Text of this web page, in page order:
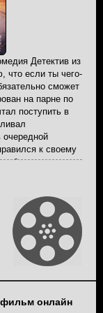
Теперь
трагедии.
врага,
Детектив из
что если ты чего-
сможет
на парне по
поступить в
очередной
к своему
в своем
из-за того,
Сложные
позади, и
то, что он сумел
до диплома
человек
представляя
свежи в памяти
пор курсант,
онлайн